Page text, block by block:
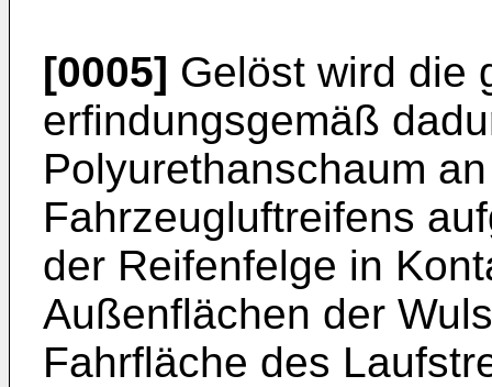
[0005] Gelöst wird die
erfindungsgemäß
Polyurethanschaum
Fahrzeugluftreifens
der Reifenfelge in
Außenflächen der
Fahrfläche des